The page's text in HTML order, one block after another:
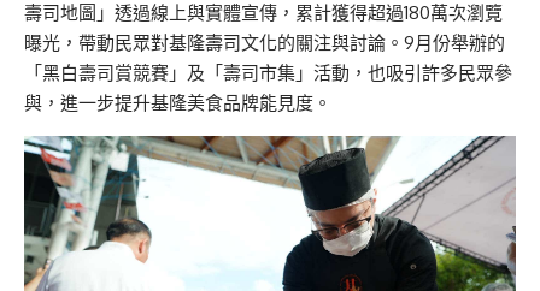
壽司地圖」透過線上與實體宣傳，累計獲得超過180萬次瀏覽
曝光，帶動民眾對基隆壽司文化的關注與討論。9月份舉辦的
「黑白壽司賞競賽」及「壽司市集」活動，也吸引許多民眾參
與，進一步提升基隆美食品牌能見度。